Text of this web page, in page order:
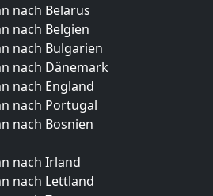
nach Belarus
nach Belgien
nach Bulgarien
nach Dänemark
nach England
nach Portugal
nach Bosnien
nach Irland
nach Lettland